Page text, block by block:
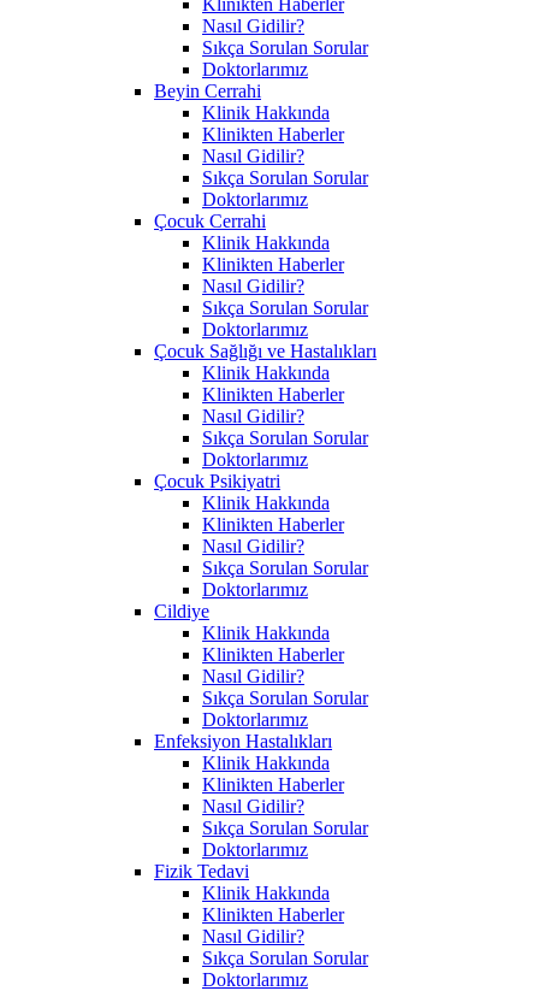
Nasıl Gidilir?
Sıkça Sorulan Sorular
Doktorlarımız
Beyin Cerrahi
Klinik Hakkında
Klinikten Haberler
Nasıl Gidilir?
Sıkça Sorulan Sorular
Doktorlarımız
Çocuk Cerrahi
Klinik Hakkında
Klinikten Haberler
Nasıl Gidilir?
Sıkça Sorulan Sorular
Doktorlarımız
Çocuk Sağlığı ve Hastalıkları
Klinik Hakkında
Klinikten Haberler
Nasıl Gidilir?
Sıkça Sorulan Sorular
Doktorlarımız
Çocuk Psikiyatri
Klinik Hakkında
Klinikten Haberler
Nasıl Gidilir?
Sıkça Sorulan Sorular
Doktorlarımız
Cildiye
Klinik Hakkında
Klinikten Haberler
Nasıl Gidilir?
Sıkça Sorulan Sorular
Doktorlarımız
Enfeksiyon Hastalıkları
Klinik Hakkında
Klinikten Haberler
Nasıl Gidilir?
Sıkça Sorulan Sorular
Doktorlarımız
Fizik Tedavi
Klinik Hakkında
Klinikten Haberler
Nasıl Gidilir?
Sıkça Sorulan Sorular
Doktorlarımız